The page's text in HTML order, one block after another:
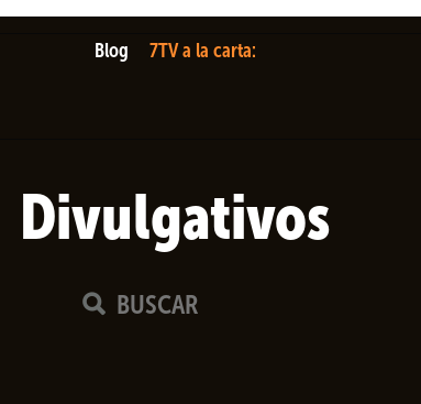
Blog 7TV a la carta:
Divulgativos